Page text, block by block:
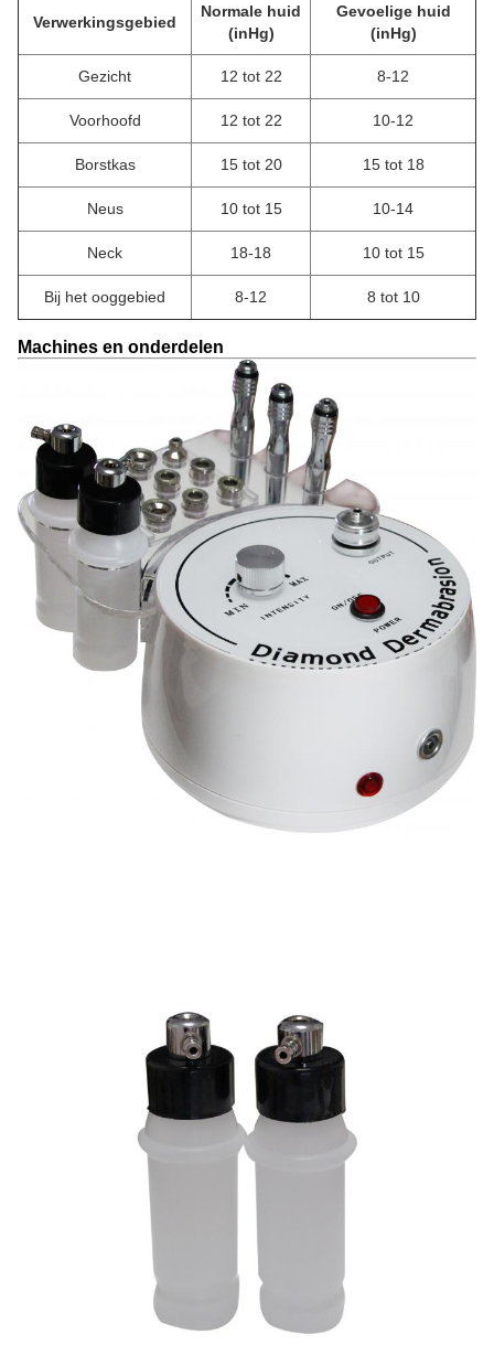
Verwerkingsgebied
Normale huid
(inHg)
Gevoelige huid
(inHg)
Gezicht 12 tot 22 8-12
Voorhoofd 12 tot 22 10-12
Borstkas 15 tot 20 15 tot 18
Neus 10 tot 15 10-14
Neck 18-18 10 tot 15
Bij het ooggebied 8-12 8 tot 10
Machines en onderdelen